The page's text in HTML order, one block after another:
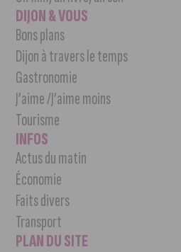
DIJON & VOUS
Bons plans
Dijon à travers le temps
Gastronomie
J’aime /J’aime moins
Tourisme
INFOS
Actus du matin
Économie
Faits divers
Transport
PLAN DU SITE